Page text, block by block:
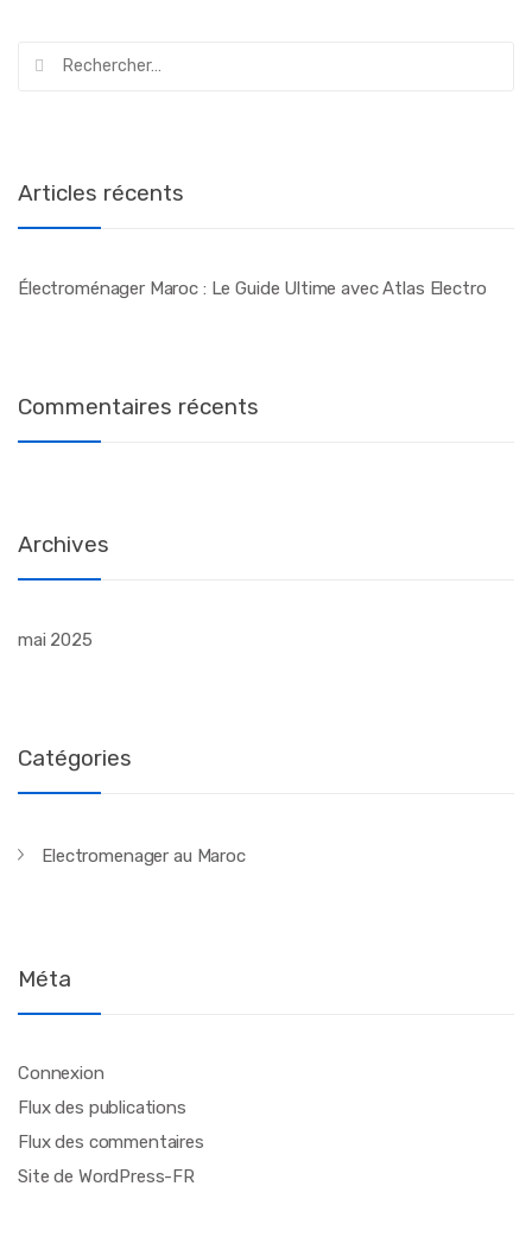
Articles récents
Électroménager Maroc : Le Guide Ultime avec Atlas Electro
Commentaires récents
Archives
mai 2025
Catégories
Electromenager au Maroc
Méta
Connexion
Flux des publications
Flux des commentaires
Site de WordPress-FR